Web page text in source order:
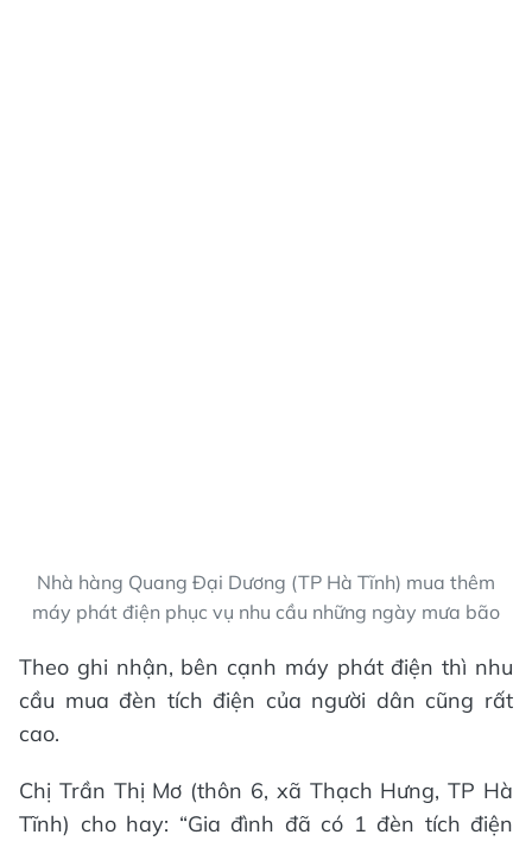
Nhà hàng Quang Đại Dương (TP Hà Tĩnh) mua thêm
máy phát điện phục vụ nhu cầu những ngày mưa bão
Theo ghi nhận, bên cạnh máy phát điện thì nhu
cầu mua đèn tích điện của người dân cũng rất
cao.
Chị Trần Thị Mơ (thôn 6, xã Thạch Hưng, TP Hà
Tĩnh) cho hay: “Gia đình đã có 1 đèn tích điện